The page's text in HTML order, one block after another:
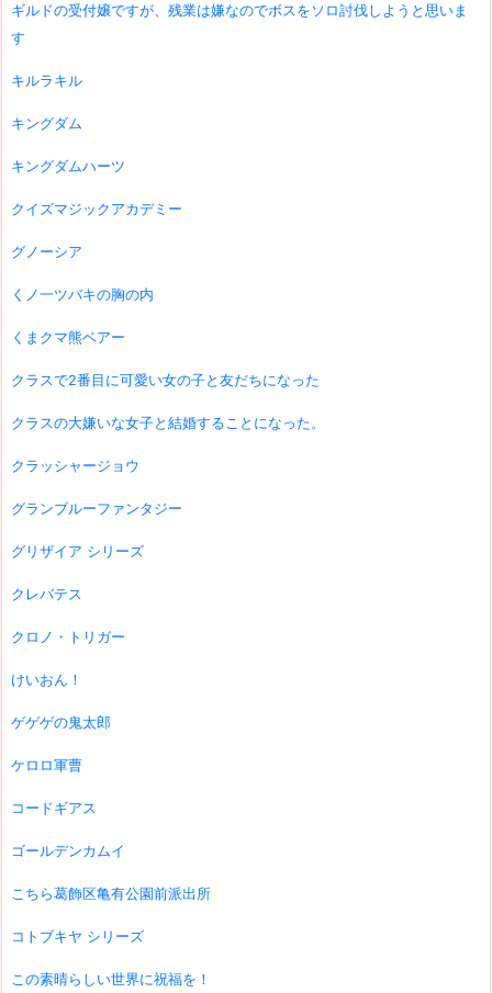
ギルドの受付嬢ですが、残業は嫌なのでボスをソロ討伐しようと思いま
す
キルラキル
キングダム
キングダムハーツ
クイズマジックアカデミー
グノーシア
くノ一ツバキの胸の内
くまクマ熊ベアー
クラスで2番目に可愛い女の子と友だちになった
クラスの大嫌いな女子と結婚することになった。
クラッシャージョウ
グランブルーファンタジー
グリザイア シリーズ
クレバテス
クロノ・トリガー
けいおん！
ゲゲゲの鬼太郎
ケロロ軍曹
コードギアス
ゴールデンカムイ
こちら葛飾区亀有公園前派出所
コトブキヤ シリーズ
この素晴らしい世界に祝福を！